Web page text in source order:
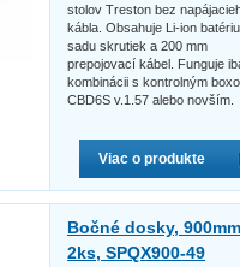
stolov Treston bez
kábla. Obsahuje Li-ion batériu,
sadu skrutiek a 200 mm
prepojovací kábel. Funguje
kombinácii s kontrolným
CBD6S v.1.57 alebo novším.
Viac o produkte
Bočné dosky,
2ks, SPQX900-49